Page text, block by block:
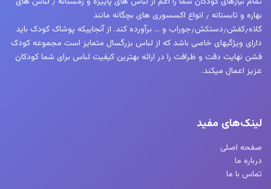
بهاره و تابستانه ٫ انواع اکسسوری های بچگانه مانند
کلاه٫کفش٫دستکش٫جوراب و … برآورده کند. از آنجاییکه پوشاک کودک باید
دارای ویژگیهای خاصی باشد که از لباس بزرگسال متمایز است مجموعه کودک
فشن نهایت دقت و ظرافت را در ارائه بهترین کیفیت لباس برای شما کودکان
عزیز اعمال میکند.
لینک‌های مفید
صفحه اصلی
درباره ما
تماس با ما